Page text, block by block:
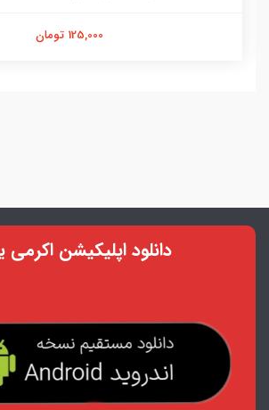
125,000 تومان
دانلود اپلیکیشن